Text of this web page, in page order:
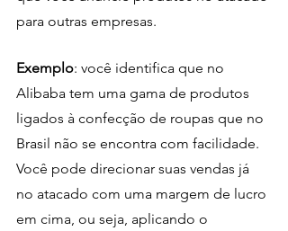
para outras empresas.
Exemplo: você identifica que no
Alibaba tem uma gama de produtos
ligados à confecção de roupas que no
Brasil não se encontra com facilidade.
Você pode direcionar suas vendas já
no atacado com uma margem de lucro
em cima, ou seja, aplicando o